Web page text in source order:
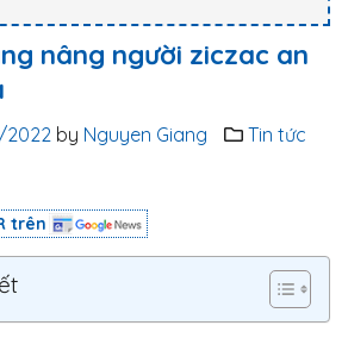
nâng người ziczac an
2022 by Nguyen Giang
Tin tức
trên